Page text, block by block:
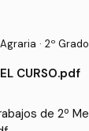
· 2º
CURSO.pdf
de 2º